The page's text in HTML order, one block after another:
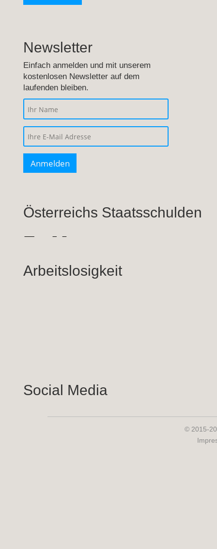
Newsletter
Einfach anmelden und mit unserem
kostenlosen Newsletter auf dem
laufenden bleiben.
Österreichs Staatsschulden
Arbeitslosigkeit
Social Media
© 2015-